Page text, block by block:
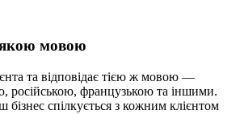
якою мовою
та відповідає тією ж мовою —
російською, французькою та іншими.
спілкується з кожним клієнтом